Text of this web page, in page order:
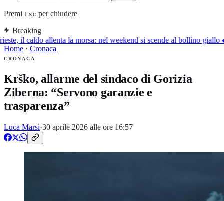
Premi Esc per chiudere
Breaking
il caldo allenta la morsa: nel weekend si scende al bollino giallo
Home · Cronaca
CRONACA
Krško, allarme del sindaco di Gorizia
Ziberna: “Servono garanzie e
trasparenza”
Luca Marsi·30 aprile 2026 alle ore 16:57